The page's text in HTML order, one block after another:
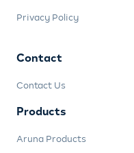
Privacy Policy
Contact
Contact Us
Products
Aruna Products